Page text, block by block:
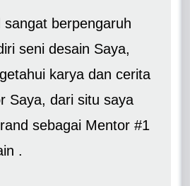
sangat berpengaruh
seni desain Saya,
karya dan cerita
Saya, dari situ saya
sebagai Mentor #1
.